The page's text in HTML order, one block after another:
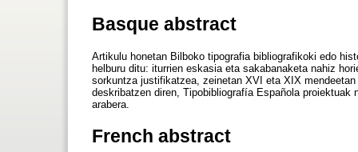
Basque abstract
Artikulu honetan Bilboko tipografia bibliografikoki edo
helburu ditu: iturrien eskasia eta sakabanaketa nahiz
sorkuntza justifikatzea, zeinetan XVI eta XIX
deskribatzen diren, Tipobibliografía Española
arabera.
French abstract